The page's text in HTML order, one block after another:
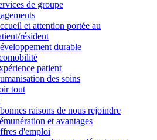
de groupe
et attention portée au
résident
durable
patient
des soins
tout
raisons de nous rejoindre
et avantages
d'emploi